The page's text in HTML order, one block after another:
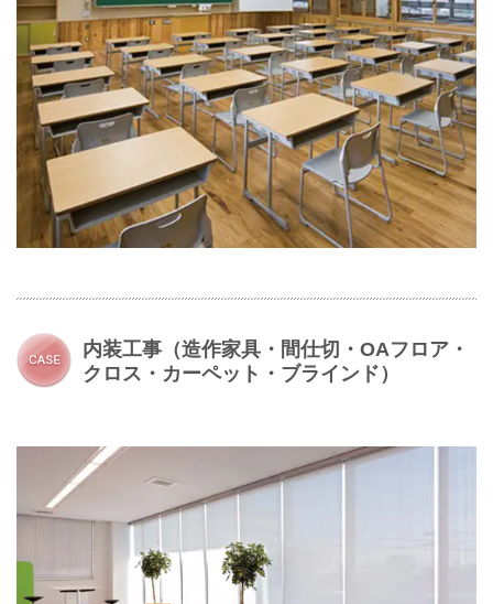
内装工事（造作家具・間仕切・OAフロア・
クロス・カーペット・ブラインド）